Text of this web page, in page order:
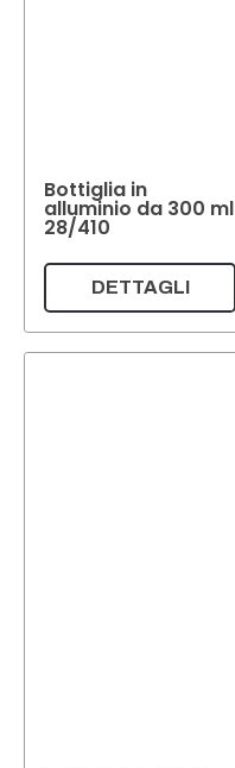
Bottiglia in
alluminio da 300 ml
28/410
DETTAGLI